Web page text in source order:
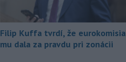
Filip Kuffa tvrdí, že eurokomisia
mu dala za pravdu pri zonácii